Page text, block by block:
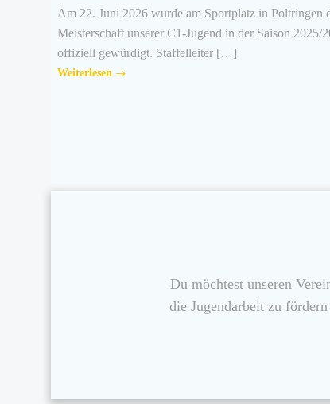
Am 22. Juni 2026 wurde am Sportplatz in Poltringen
Meisterschaft unserer C1-Jugend in der Saison 2025/
offiziell gewürdigt. Staffelleiter […]
Weiterlesen
Du möchtest unseren
die Jugendarbeit zu